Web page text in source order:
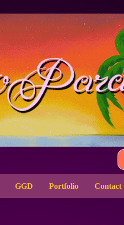
GGD Portfolio Contact